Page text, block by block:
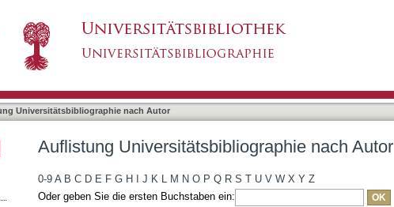
Universitätsbibliographie nach Autor
Auflistung Universitätsbibliographie nach Autor
0-9 A B C D E F G H J K L M N O P Q R S T U V W X Y Z
Oder geben Sie die ersten Buchstaben ein: